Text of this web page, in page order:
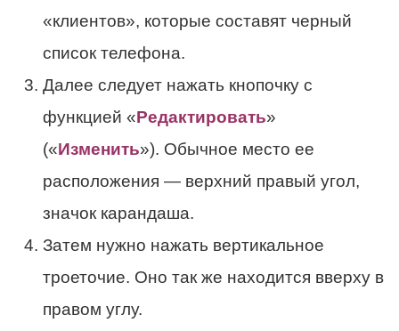
«клиентов», которые составят черный
список телефона.
Далее следует нажать кнопочку с
функцией «Редактировать»
(«Изменить»). Обычное место ее
расположения — верхний правый угол,
значок карандаша.
Затем нужно нажать вертикальное
троеточие. Оно так же находится вверху в
правом углу.